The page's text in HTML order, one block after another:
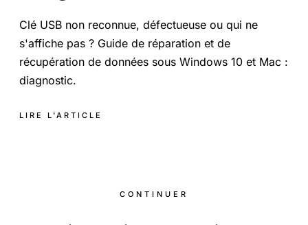
Clé USB non reconnue, défectueuse ou qui ne
s'affiche pas ? Guide de réparation et de
récupération de données sous Windows 10 et Mac :
diagnostic.
LIRE L'ARTICLE
CONTINUER